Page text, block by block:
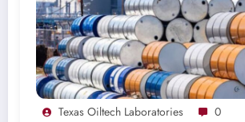
Texas Oiltech Laboratories 0